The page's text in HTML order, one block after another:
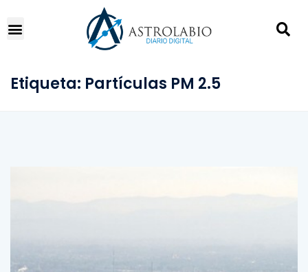
Etiqueta: Partículas PM 2.5